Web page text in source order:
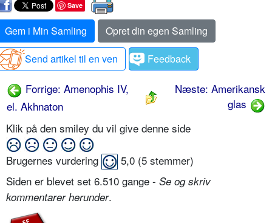
Save
Gem i Min Samling
Opret din egen Samling
Send artikel til en ven
Feedback
Forrige: Amenophis IV,
el. Akhnaton
Næste: Amerikansk
glas
Klik på den smiley du vil give denne side
Brugernes vurdering 5,0 (5 stemmer)
Siden er blevet set 6.510 gange - Se og skriv
kommentarer herunder.